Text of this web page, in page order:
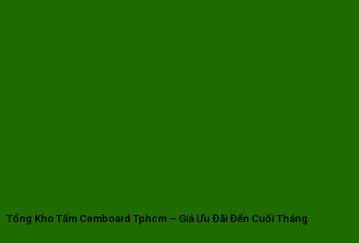
Tổng Kho Tấm Cemboard Tphcm – Giá Ưu Đãi Đến Cuối Tháng